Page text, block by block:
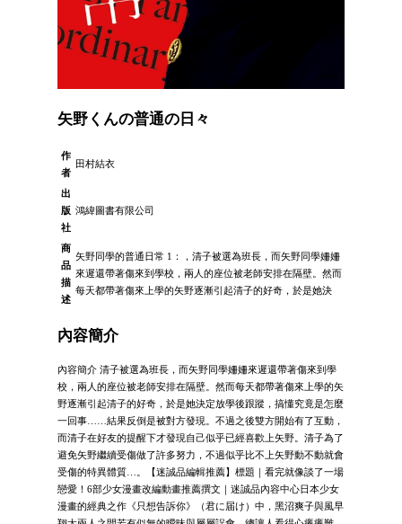
矢野くんの普通の日々
作
者
田村結衣
出
版
社
鴻緯圖書有限公司
商
品
描
述
矢野同學的普通日常 1：，清子被選為班長，而矢野同學姍姍
來遲還帶著傷來到學校，兩人的座位被老師安排在隔壁。然而
每天都帶著傷來上學的矢野逐漸引起清子的好奇，於是她決
內容簡介
內容簡介 清子被選為班長，而矢野同學姍姍來遲還帶著傷來到學
校，兩人的座位被老師安排在隔壁。然而每天都帶著傷來上學的矢
野逐漸引起清子的好奇，於是她決定放學後跟蹤，搞懂究竟是怎麼
一回事……結果反倒是被對方發現。不過之後雙方開始有了互動，
而清子在好友的提醒下才發現自己似乎已經喜歡上矢野。清子為了
避免矢野繼續受傷做了許多努力，不過似乎比不上矢野動不動就會
受傷的特異體質…。【迷誠品編輯推薦】標題｜看完就像談了一場
戀愛！6部少女漫畫改編動畫推薦撰文｜迷誠品內容中心日本少女
漫畫的經典之作《只想告訴你》（君に届け）中，黑沼爽子與風早